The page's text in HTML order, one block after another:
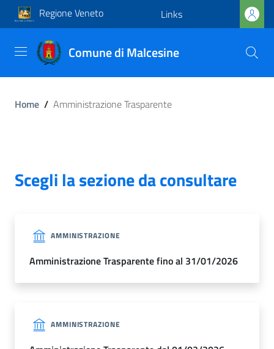
Regione Veneto Links
Comune di Malcesine
Home / Amministrazione Trasparente
Scegli la sezione da consultare
AMMINISTRAZIONE
Amministrazione Trasparente fino al 31/01/2026
AMMINISTRAZIONE